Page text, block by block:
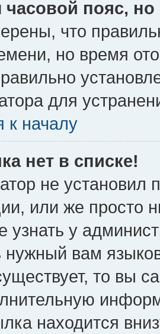
часовой пояс,
что
но время
для
к началу
нет в списке!
не установил
или же просто
узнать у
нужный вам
то вы
находится